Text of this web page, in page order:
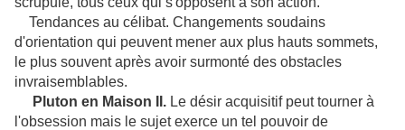
Tendances au célibat. Changements soudains
d'orientation qui peuvent mener aux plus hauts sommets,
le plus souvent après avoir surmonté des obstacles
invraisemblables.
Pluton en Maison II. Le désir acquisitif peut tourner à
l'obsession mais le sujet exerce un tel pouvoir de